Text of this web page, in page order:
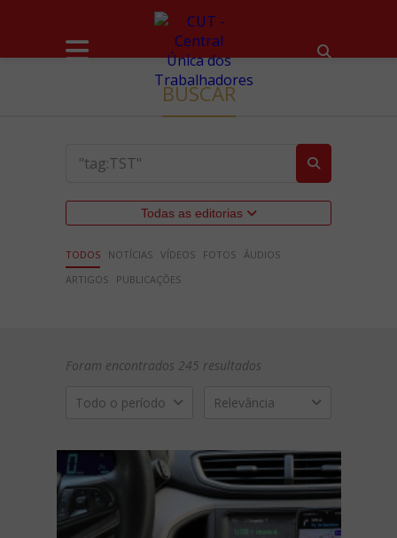
BUSCAR
Todas as editorias
TODOS NOTÍCIAS VÍDEOS FOTOS ÁUDIOS
ARTIGOS
PUBLICAÇÕES
Foram encontrados 245 resultados
Todo o período Relevância